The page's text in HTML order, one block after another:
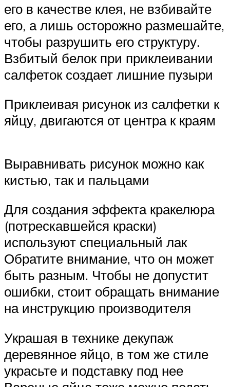
его в качестве клея, не взбивайте
его, а лишь осторожно размешайте,
чтобы разрушить его структуру.
Взбитый белок при приклеивании
салфеток создает лишние пузыри
Приклеивая рисунок из салфетки к
яйцу, двигаются от центра к краям
Выравнивать рисунок можно как
кистью, так и пальцами
Для создания эффекта кракелюра
(потрескавшейся краски)
используют специальный лак
Обратите внимание, что он может
быть разным. Чтобы не допустит
ошибки, стоит обращать внимание
на инструкцию производителя
Украшая в технике декупаж
деревянное яйцо, в том же стиле
украсьте и подставку под нее